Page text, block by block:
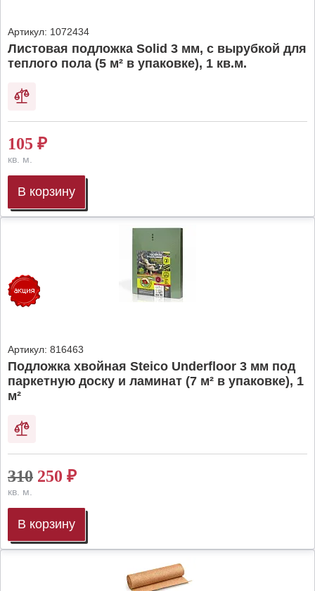
Артикул: 1072434
Листовая подложка Solid 3 мм, с вырубкой для
теплого пола (5 м² в упаковке), 1 кв.м.
105 ₽
кв. м.
В корзину
Артикул: 816463
Подложка хвойная Steico Underfloor 3 мм под
паркетную доску и ламинат (7 м² в упаковке), 1
м²
310 250 ₽
кв. м.
В корзину